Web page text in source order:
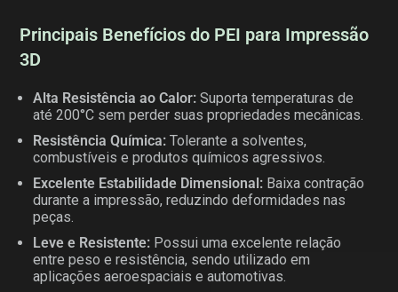
Principais Benefícios do PEI para Impressão
3D
Alta Resistência ao Calor: Suporta temperaturas de
até 200°C sem perder suas propriedades mecânicas.
Resistência Química: Tolerante a solventes,
combustíveis e produtos químicos agressivos.
Excelente Estabilidade Dimensional: Baixa contração
durante a impressão, reduzindo deformidades nas
peças.
Leve e Resistente: Possui uma excelente relação
entre peso e resistência, sendo utilizado em
aplicações aeroespaciais e automotivas.